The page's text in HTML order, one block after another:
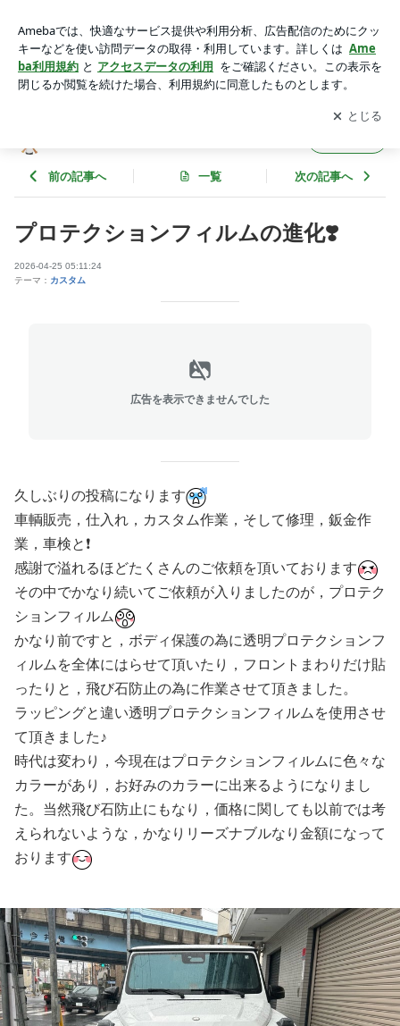
アプリをダウンロードして ブログの更新通知
を受け取りまし
ょう。
開く
前の記事へ 一覧 次の記事へ
プロテクションフィルムの進化❣️
2026-04-25 05:11:24
テーマ： カスタム
広告を表示できませんでした
久しぶりの投稿になります
車輌販売，仕入れ，カスタム作業，そして修理，鈑金作
業，車検と❗️
感謝で溢れるほどたくさんのご依頼を頂いております
その中でかなり続いてご依頼が入りましたのが，プロテク
ションフィルム
かなり前ですと，ボディ保護の為に透明プロテクションフ
ィルムを全体にはらせて頂いたり，フロントまわりだけ貼
ったりと，飛び石防止の為に作業させて頂きました。
ラッピングと違い透明プロテクションフィルムを使用させ
て頂きました♪
時代は変わり，今現在はプロテクションフィルムに色々な
カラーがあり，お好みのカラーに出来るようになりまし
た。当然飛び石防止にもなり，価格に関しても以前では考
えられないような，かなりリーズナブルなり金額になって
おります